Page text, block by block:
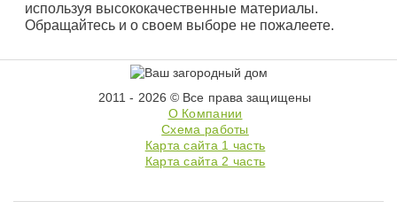
используя высококачественные материалы.
Обращайтесь и о своем выборе не пожалеете.
2011 - 2026 © Все права защищены
О Компании
Схема работы
Карта сайта 1 часть
Карта сайта 2 часть